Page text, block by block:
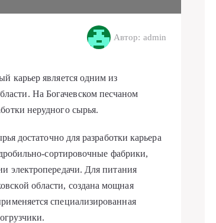
Автор: admin
карьер является одним из
На Богачевском песчаном
нерудного сырья.
достаточно для разработки карьера
сортировочные фабрики,
электропередачи. Для питания
области, создана мощная
специализированная